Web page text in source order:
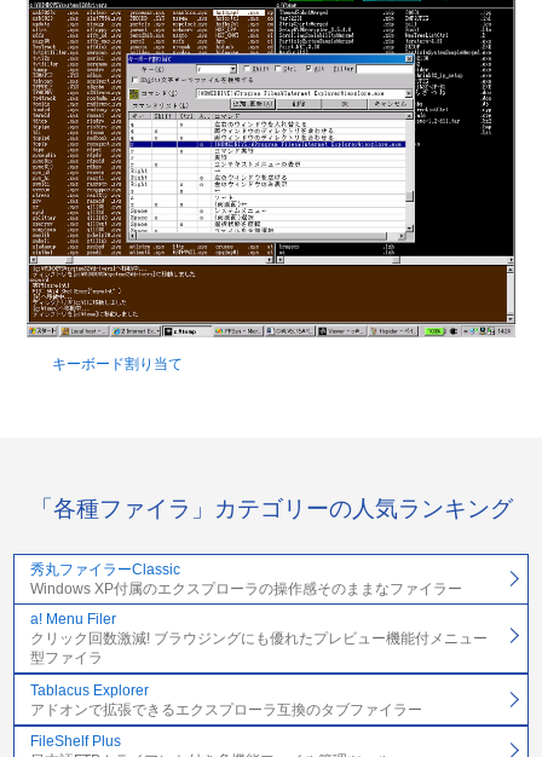
キーボード割り当て
「各種ファイラ」カテゴリーの人気ランキング
秀丸ファイラーClassic
Windows XP付属のエクスプローラの操作感そのままなファイラー
a! Menu Filer
クリック回数激減! ブラウジングにも優れたプレビュー機能付メニュー
型ファイラ
Tablacus Explorer
アドオンで拡張できるエクスプローラ互換のタブファイラー
FileShelf Plus